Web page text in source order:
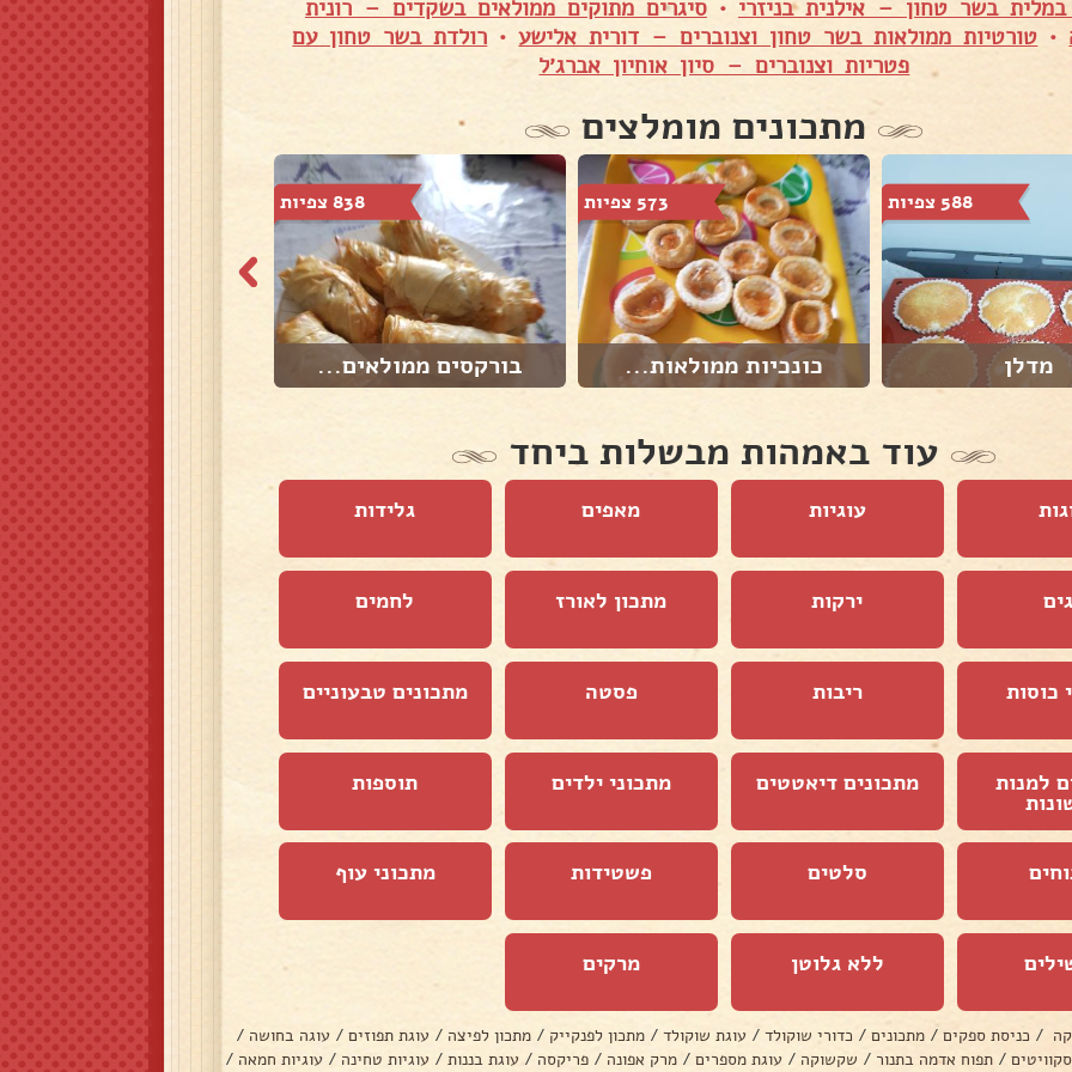
בשר טחון – אילנית בניזרי •סיגרים מתוקים ממולאים בשקדים – רונית
• טורטיות ממולאות בשר טחון וצנוברים – דורית אלישע• רולדת בשר טחון עם
פטריות וצנוברים – סיון אוחיון אברג׳ל
מתכונים מומלצים
588 צפיות
מדלן
573 צפיות
כונכיות ממולאות...
838 צפיות
בורקסים ממולאים...
עוד באמהות מבשלות ביחד
עוגיות מאפים גלידות
ירקות מתכון לאורז לחמים
כוסות ריבות פסטה מתכונים טבעוניים
למנות מתכונים דיאטטים מתכוני ילדים תוספות
סלטים פשטידות מתכוני עוף
ללא גלוטן מרקים
/ כניסת ספקים / מתכונים / כדורי שוקולד / עוגת שוקולד / מתכון לפנקייק / מתכון לפיצה / עוגת תפוזים / עוגה בחושה /
/ תפוח אדמה בתנור / שקשוקה / עוגת מספרים / מרק אפונה / פריקסה / עוגת בננות / עוגיות טחינה / עוגיות חמאה /